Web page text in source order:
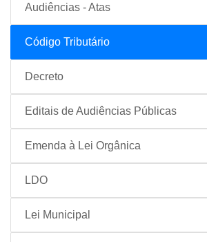
Audiências - Atas
Código Tributário
Decreto
Editais de Audiências Públicas
Emenda à Lei Orgânica
LDO
Lei Municipal